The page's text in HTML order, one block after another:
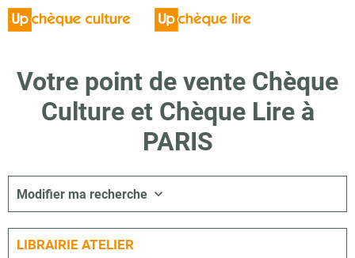
Votre point de vente Chèque
Culture et Chèque Lire à
PARIS
Modifier ma recherche
LIBRAIRIE ATELIER